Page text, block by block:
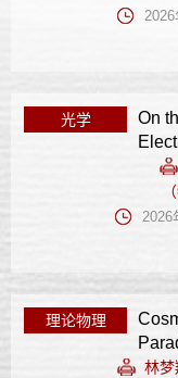
光学
On
2026
理论物理
林